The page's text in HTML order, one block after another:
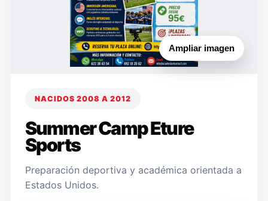
Ampliar imagen
NACIDOS 2008 A 2012
Summer Camp Eture
Sports
Preparación deportiva y académica orientada a
Estados Unidos.